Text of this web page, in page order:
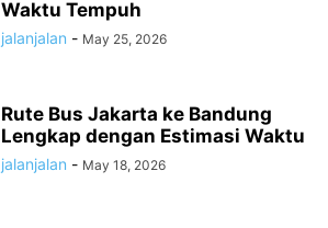
Waktu Tempuh
jalanjalan - May 25, 2026
Rute Bus Jakarta ke Bandung
Lengkap dengan Estimasi Waktu
jalanjalan - May 18, 2026